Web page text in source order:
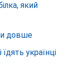
який
довше
їдять українці